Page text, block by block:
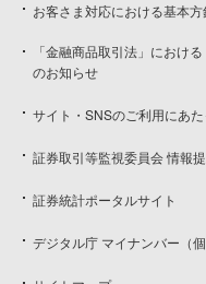
お客さま対応における基本方
「金融商品取引法」におけ
のお知らせ
サイト・SNSのご利用にあ
証券取引等監視委員会 情報
証券統計ポータルサイト
デジタル庁 マイナンバー（